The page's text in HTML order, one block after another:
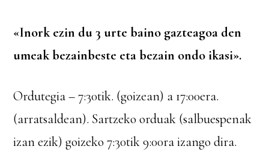
«Inork ezin du 3 urte baino gazteagoa den
umeak bezainbeste eta bezain ondo ikasi».
Ordutegia – 7:30tik. (goizean) a 17:00era.
(arratsaldean). Sartzeko orduak (salbuespenak
izan ezik) goizeko 7:30tik 9:00ra izango dira.